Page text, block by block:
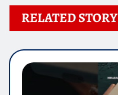
RELATED STORY